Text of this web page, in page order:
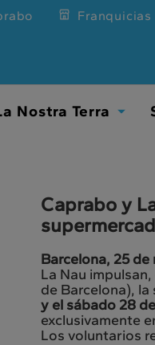
Franquicias
Nostra Terra
Caprabo y
Barcelona, 25 de
La Nau
de Barcelona), la
y el sábado 28
exclusivamente
Los voluntarios